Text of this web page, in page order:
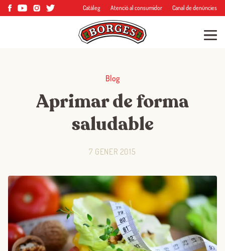
Catàleg Atenció al consumidor Canal de denúncies
Blog
Aprimar de forma
saludable
7 GENER 2015